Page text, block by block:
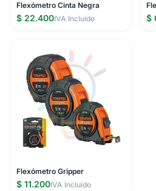
Flexómetro Cinta Negra
$ 22.400IVA Incluido $
Flexómetro Gripper
$ 11.200IVA Incluido